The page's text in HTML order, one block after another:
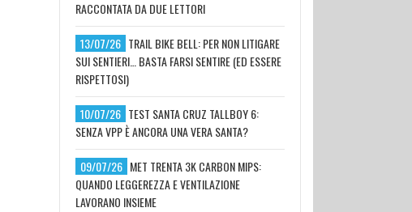
RACCONTATA DA DUE LETTORI
13/07/26 TRAIL BIKE BELL: PER NON LITIGARE
SUI SENTIERI… BASTA FARSI SENTIRE (ED ESSERE
RISPETTOSI)
10/07/26 TEST SANTA CRUZ TALLBOY 6:
SENZA VPP È ANCORA UNA VERA SANTA?
09/07/26 MET TRENTA 3K CARBON MIPS:
QUANDO LEGGEREZZA E VENTILAZIONE
LAVORANO INSIEME